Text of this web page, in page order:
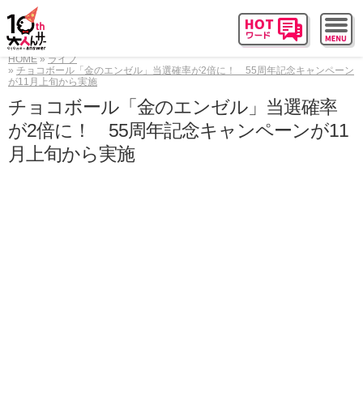
HOME
ライフ
チョコボール「金のエンゼル」当選確率が2倍に！ 55周年記念キャンペーン
が11月上旬から実施
チョコボール「金のエンゼル」当選確率
が2倍に！ 55周年記念キャンペーンが11
月上旬から実施